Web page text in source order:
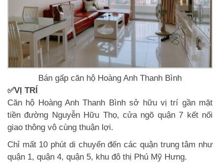
Bán gấp căn hộ Hoàng Anh Thanh Bình
✅VỊ TRÍ
Căn hộ Hoàng Anh Thanh Bình sở hữu vị trí gần mặt
tiền đường Nguyễn Hữu Thọ, cửa ngõ quận 7 kết nối
giao thông vô cùng thuận lợi.
Chỉ mất 10 phút di chuyển đến các quận trung tâm như
quận 1, quận 4, quận 5, khu đô thị Phú Mỹ Hưng.